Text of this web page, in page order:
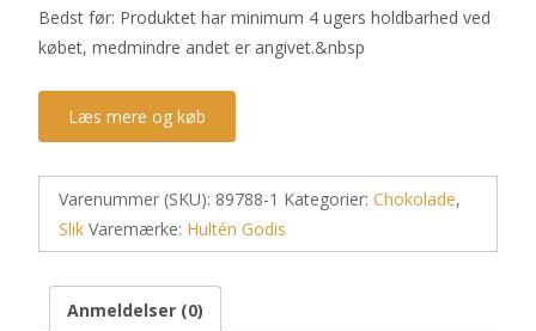
Bedst før: Produktet har minimum 4 ugers holdbarhed ved
købet, medmindre andet er angivet.&nbsp
Læs mere og køb
Varenummer (SKU): 89788-1 Kategorier: Chokolade,
Slik Varemærke: Hultén Godis
Anmeldelser (0)